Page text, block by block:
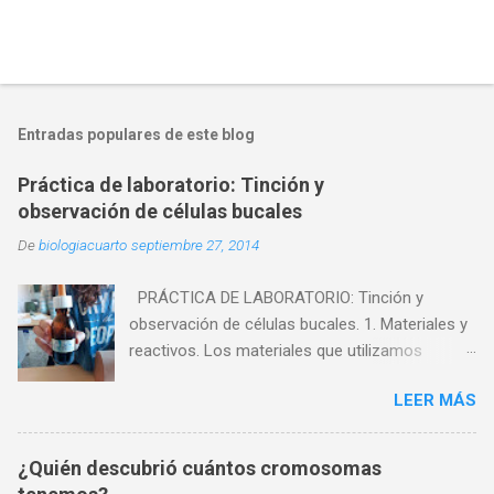
Entradas populares de este blog
Práctica de laboratorio: Tinción y
observación de células bucales
Debiologiacuarto septiembre 27, 2014
PRÁCTICA DE LABORATORIO: Tinción y
observación de células bucales. 1. Materiales y
reactivos. Los materiales que utilizamos
de alcohol. - Vidrio de reloj. - Pinzas. - Agua. -
Portaobjetos. - Cubreobjetos. - Palillo. Los
reactivos que utilizamos fueron: - Células
LEER MÁS
¿Quién descubrió cuántos cromosomas